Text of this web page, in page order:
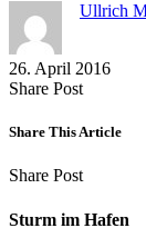
Ullrich
26. April 2016
Share PostShare
Facebook
Copy
to
Send
via
Share This Article
Share PostShare
Facebook
Copy
to
Send
via
Sturm im Hafen